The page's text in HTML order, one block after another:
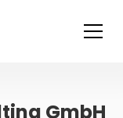
GmbH